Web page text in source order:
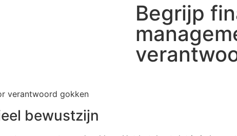
Begrijp
verantwoord gokken
bewustzijn